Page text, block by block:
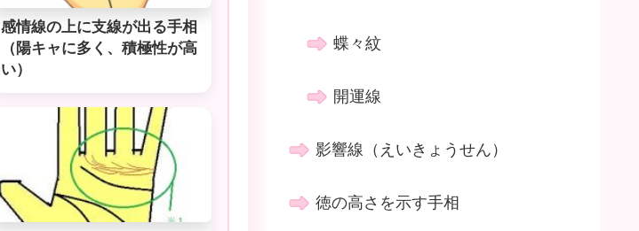
感情線の上に支線が出る手相
（陽キャに多く、積極性が高
い）
蝶々紋
開運線
影響線（えいきょうせん）
徳の高さを示す手相